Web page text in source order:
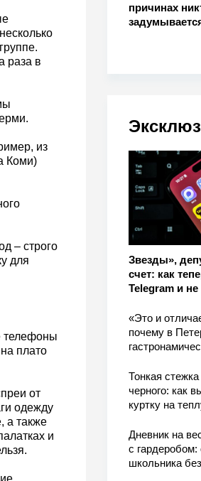
причинах
Звезды»,
счет: как
Telegram и
«Это и
почему в
Тонкая
черного: как
куртку на
Дневник на
с
школьника
раза в
из
Коми)
– строго
для
телефоны
плато
от
одежду
а также
и